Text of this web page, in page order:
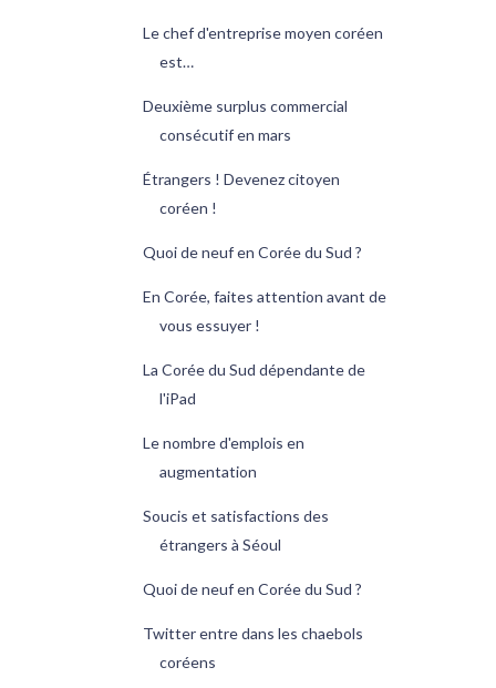
Le chef d'entreprise moyen coréen
est…
Deuxième surplus commercial
consécutif en mars
Étrangers ! Devenez citoyen
coréen !
Quoi de neuf en Corée du Sud ?
En Corée, faites attention avant de
vous essuyer !
La Corée du Sud dépendante de
l'iPad
Le nombre d'emplois en
augmentation
Soucis et satisfactions des
étrangers à Séoul
Quoi de neuf en Corée du Sud ?
Twitter entre dans les chaebols
coréens